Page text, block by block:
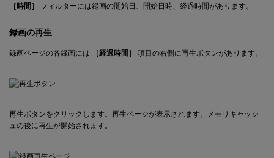
［時間］ フィルターには録画の開始日、開始日時、経過時間があります。
録画の再生
録画ページの各録画には ［経過時間］ 項目の右側に再生ボタンがあります。
再生ボタンをクリックします。再生ページが表示されます。メモリキャッシ
ュの後に再生が開始されます。